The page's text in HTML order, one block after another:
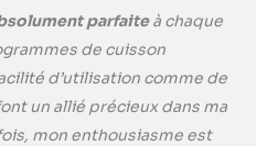
faciles à utiliser,
vous pouvez
large gamme de
plats, parfaits pour
tous les amateurs
parfaiteà chaque
de cuisson
d’utilisation comme de
un allié précieux dans ma
mon enthousiasme est